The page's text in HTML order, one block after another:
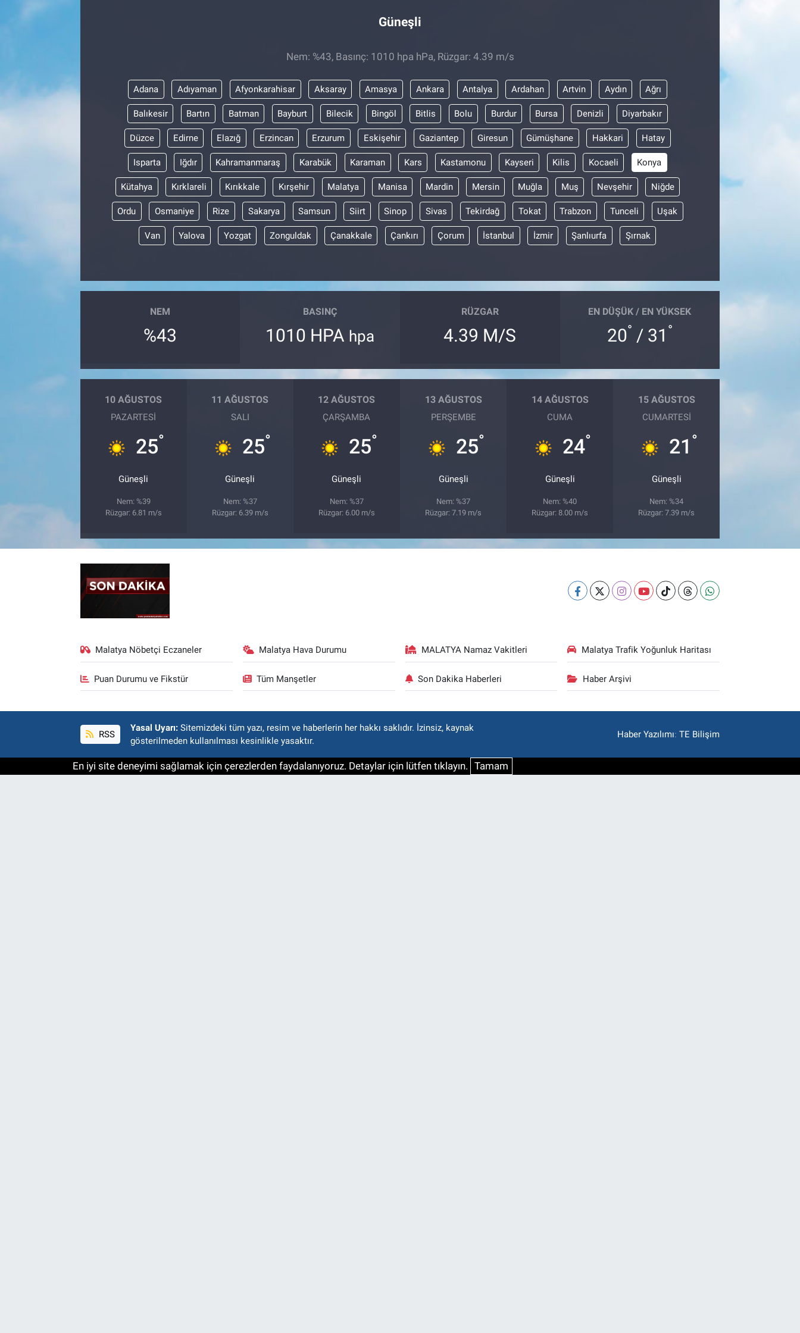
Güneşli
Nem: %43, Basınç: 1010 hpa hPa, Rüzgar: 4.39 m/s
Adana Adıyaman Afyonkarahisar Aksaray Amasya Ankara Antalya Ardahan Artvin Aydın Ağrı
Balıkesir Bartın Batman Bayburt Bilecik Bingöl Bitlis Bolu Burdur Bursa Denizli Diyarbakır
Düzce Edirne Elazığ Erzincan Erzurum Eskişehir Gaziantep Giresun Gümüşhane Hakkari Hatay
Isparta Iğdır Kahramanmaraş Karabük Karaman Kars Kastamonu Kayseri Kilis Kocaeli Konya
Kütahya Kırklareli Kırıkkale Kırşehir Malatya Manisa Mardin Mersin Muğla Muş Nevşehir Niğde
Ordu Osmaniye Rize Sakarya Samsun Siirt Sinop Sivas Tekirdağ Tokat Trabzon Tunceli Uşak
Van Yalova Yozgat Zonguldak Çanakkale Çankırı Çorum İstanbul İzmir Şanlıurfa Şırnak
NEM
%43
BASINÇ
1010 HPA hpa
RÜZGAR
4.39 M/S
EN DÜŞÜK / EN YÜKSEK
20° / 31 °
10 AĞUSTOS
PAZARTESI
25°
Güneşli
Nem: %39
Rüzgar: 6.81 m/s
11 AĞUSTOS
SALI
25°
Güneşli
Nem: %37
Rüzgar: 6.39 m/s
12 AĞUSTOS
ÇARŞAMBA
25°
Güneşli
Nem: %37
Rüzgar: 6.00 m/s
13 AĞUSTOS
PERŞEMBE
25°
Güneşli
Nem: %37
Rüzgar: 7.19 m/s
14 AĞUSTOS
CUMA
24°
Güneşli
Nem: %40
Rüzgar: 8.00 m/s
15 AĞUSTOS
CUMARTESI
21 °
Güneşli
Nem: %34
Rüzgar: 7.39 m/s
Malatya Nöbetçi Eczaneler Malatya Hava Durumu MALATYA Namaz Vakitleri Malatya Trafik Yoğunluk Haritası
Puan Durumu ve Fikstür Tüm Manşetler Son Dakika Haberleri Haber Arşivi
RSS
Yasal Uyarı: Sitemizdeki tüm yazı, resim ve haberlerin her hakkı saklıdır. İzinsiz, kaynak
gösterilmeden kullanılması kesinlikle yasaktır.
Haber Yazılımı:TE Bilişim
En iyi site deneyimi sağlamak için çerezlerden faydalanıyoruz. Detaylar için lütfen tıklayın. Tamam